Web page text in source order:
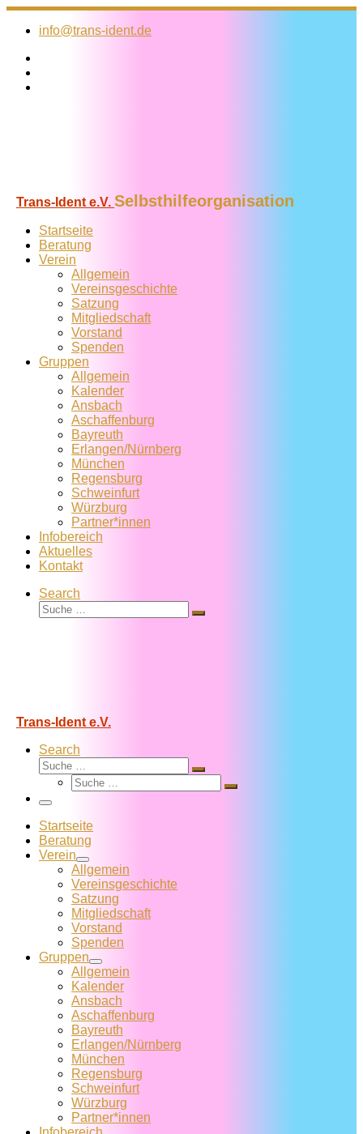
Zum
Inhalt
info@trans-ident.de
Trans-Ident e.V. Selbsthilfeorganisation
Startseite
Beratung
Verein
Allgemein
Vereins­geschichte
Satzung
Mitglied­schaft
Vorstand
Spenden
Gruppen
Allgemein
Kalender
Ansbach
Aschaffenburg
Bayreuth
Erlangen/Nürnberg
München
Regensburg
Schweinfurt
Würzburg
Partner*innen
Infobereich
Aktuelles
Kontakt
Search
Suche
Suche
Trans-Ident e.V.
Search
Suche
Suche
Suche
Suche
Menü
Startseite
Beratung
Verein
Allgemein
Vereins­geschichte
Satzung
Mitglied­schaft
Vorstand
Spenden
Gruppen
Allgemein
Kalender
Ansbach
Aschaffenburg
Bayreuth
Erlangen/Nürnberg
München
Regensburg
Schweinfurt
Würzburg
Partner*innen